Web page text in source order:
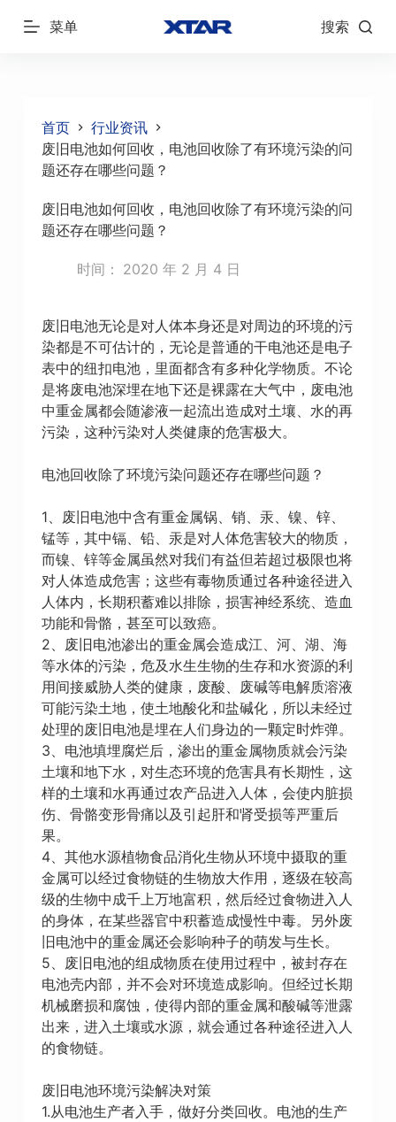
跳
菜单 搜索
首页
行业资讯
废旧电池如何回收，电池回收除了有环境污染的问
题还存在哪些问题？
废旧电池如何回收，电池回收除了有环境污染的问
题还存在哪些问题？
时间： 2020 年 2 月 4 日
废旧电池无论是对人体本身还是对周边的环境的污
染都是不可估计的，无论是普通的干电池还是电子
表中的纽扣电池，里面都含有多种化学物质。不论
是将废电池深埋在地下还是裸露在大气中，废电池
中重金属都会随渗液一起流出造成对土壤、水的再
污染，这种污染对人类健康的危害极大。
电池回收除了环境污染问题还存在哪些问题？
1、废旧电池中含有重金属锅、销、汞、镍、锌、
锰等，其中镉、铅、汞是对人体危害较大的物质，
而镍、锌等金属虽然对我们有益但若超过极限也将
对人体造成危害；这些有毒物质通过各种途径进入
人体内，长期积蓄难以排除，损害神经系统、造血
功能和骨骼，甚至可以致癌。
2、废旧电池渗出的重金属会造成江、河、湖、海
等水体的污染，危及水生生物的生存和水资源的利
用间接威胁人类的健康，废酸、废碱等电解质溶液
可能污染土地，使土地酸化和盐碱化，所以未经过
处理的废旧电池是埋在人们身边的一颗定时炸弹。
3、电池填埋腐烂后，渗出的重金属物质就会污染
土壤和地下水，对生态环境的危害具有长期性，这
样的土壤和水再通过农产品进入人体，会使内脏损
伤、骨骼变形骨痛以及引起肝和肾受损等严重后
果。
4、其他水源植物食品消化生物从环境中摄取的重
金属可以经过食物链的生物放大作用，逐级在较高
级的生物中成千上万地富积，然后经过食物进入人
的身体，在某些器官中积蓄造成慢性中毒。另外废
旧电池中的重金属还会影响种子的萌发与生长。
5、废旧电池的组成物质在使用过程中，被封存在
电池壳内部，并不会对环境造成影响。但经过长期
机械磨损和腐蚀，使得内部的重金属和酸碱等泄露
出来，进入土壤或水源，就会通过各种途径进入人
的食物链。
废旧电池环境污染解决对策
1.从电池生产者入手，做好分类回收。电池的生产